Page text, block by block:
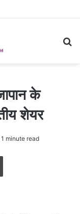
के
शेयर
1 minute read
Print